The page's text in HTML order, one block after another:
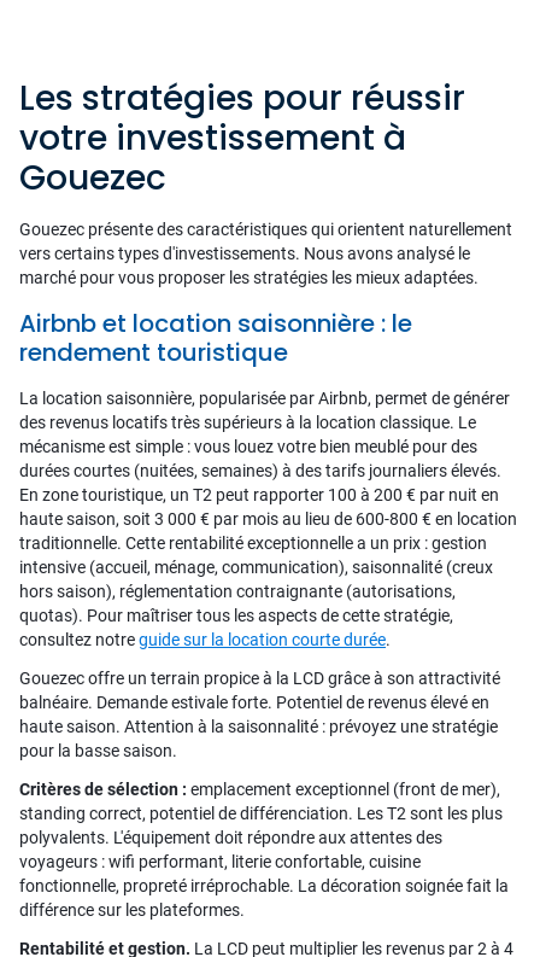
Les stratégies pour réussir
votre investissement à
Gouezec
Gouezec présente des caractéristiques qui orientent naturellement
vers certains types d'investissements. Nous avons analysé le
marché pour vous proposer les stratégies les mieux adaptées.
Airbnb et location saisonnière : le
rendement touristique
La location saisonnière, popularisée par Airbnb, permet de générer
des revenus locatifs très supérieurs à la location classique. Le
mécanisme est simple : vous louez votre bien meublé pour des
durées courtes (nuitées, semaines) à des tarifs journaliers élevés.
En zone touristique, un T2 peut rapporter 100 à 200 € par nuit en
haute saison, soit 3 000 € par mois au lieu de 600-800 € en location
traditionnelle. Cette rentabilité exceptionnelle a un prix : gestion
intensive (accueil, ménage, communication), saisonnalité (creux
hors saison), réglementation contraignante (autorisations,
quotas). Pour maîtriser tous les aspects de cette stratégie,
consultez notreguide sur la location courte durée.
Gouezec offre un terrain propice à la LCD grâce à son attractivité
balnéaire. Demande estivale forte. Potentiel de revenus élevé en
haute saison. Attention à la saisonnalité : prévoyez une stratégie
pour la basse saison.
Critères de sélection : emplacement exceptionnel (front de mer),
standing correct, potentiel de différenciation. Les T2 sont les plus
polyvalents. L'équipement doit répondre aux attentes des
voyageurs : wifi performant, literie confortable, cuisine
fonctionnelle, propreté irréprochable. La décoration soignée fait la
différence sur les plateformes.
Rentabilité et gestion. La LCD peut multiplier les revenus par 2 à 4